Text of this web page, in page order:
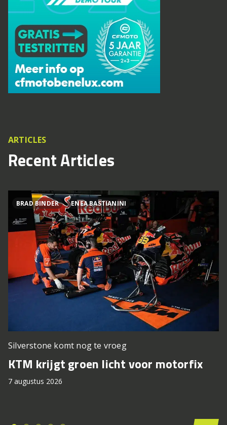
ARTICLES
Recent Articles
BRAD BINDER ENEA BASTIANINI
Silverstone komt nog te vroeg
KTM krijgt groen licht voor motorfix
7 augustus 2026